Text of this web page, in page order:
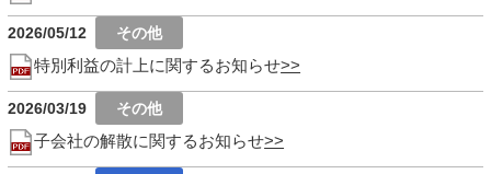
2026/05/12
特別利益の計上に関するお知らせ
2026/03/19
子会社の解散に関するお知らせ